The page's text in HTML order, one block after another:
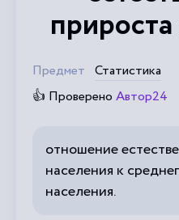
Предмет Статистика
👍 Проверено Автор24
отношение
населения к
населения.